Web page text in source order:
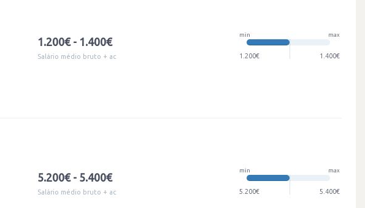
1.200€ - 1.400€
Salário médio bruto + ac
min max
1.200€ 1.400€
5.200€ - 5.400€
Salário médio bruto + ac
min max
5.200€ 5.400€